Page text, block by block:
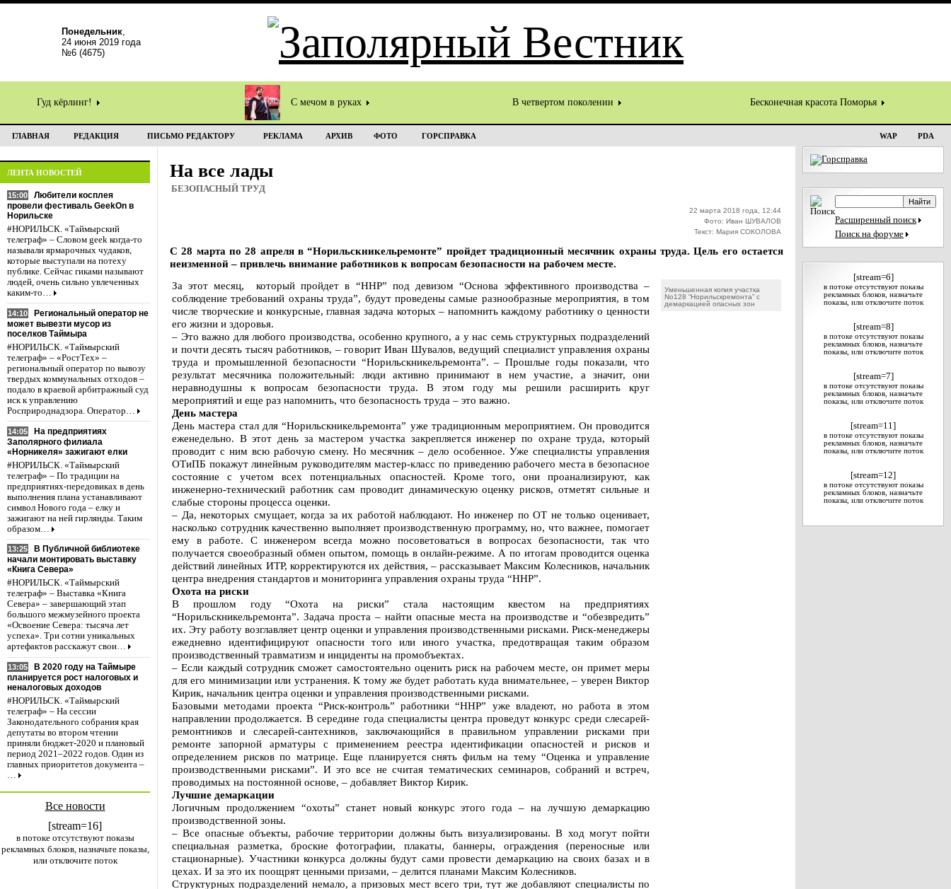
Понедельник,
24 июня 2019 года
№6 (4675)
Гуд кёрлинг! С мечом в руках В четвертом поколении Бесконечная красота Поморья
ГЛАВНАЯ РЕДАКЦИЯ ПИСЬМО РЕДАКТОРУ РЕКЛАМА АРХИВ ФОТО ГОРСПРАВКА WAP PDA
ЛЕНТА НОВОСТЕЙ
15:00
Любители косплея
провели фестиваль GeekOn в
Норильске
#НОРИЛЬСК. «Таймырский
телеграф» – Словом geek когда-то
называли ярмарочных чудаков,
которые выступали на потеху
публике. Сейчас гиками называют
людей, очень сильно увлеченных
каким-то…
14:10
Региональный оператор не
может вывезти мусор из
поселков Таймыра
#НОРИЛЬСК. «Таймырский
телеграф» – «РостТех» –
региональный оператор по вывозу
твердых коммунальных отходов –
подало в краевой арбитражный суд
иск к управлению
Росприроднадзора. Оператор…
14:05
На предприятиях
Заполярного филиала
«Норникеля» зажигают елки
#НОРИЛЬСК. «Таймырский
телеграф» – По традиции на
предприятиях-передовиках в день
выполнения плана устанавливают
символ Нового года – елку и
зажигают на ней гирлянды. Таким
образом…
13:25
В Публичной библиотеке
начали монтировать выставку
«Книга Севера»
#НОРИЛЬСК. «Таймырский
телеграф» – Выставка «Книга
Севера» – завершающий этап
большого межмузейного проекта
«Освоение Севера: тысяча лет
успеха». Три сотни уникальных
артефактов расскажут свои…
13:05
В 2020 году на Таймыре
планируется рост налоговых и
неналоговых доходов
#НОРИЛЬСК. «Таймырский
телеграф» – На сессии
Законодательного собрания края
депутаты во втором чтении
приняли бюджет-2020 и плановый
период 2021–2022 годов. Один из
главных приоритетов документа –
…
Все новости
[stream=16]
в потоке отсутствуют показы
рекламных блоков, назначьте показы,
или отключите поток
На все лады
БЕЗОПАСНЫЙ ТРУД
22 марта 2018 года, 12:44
Фото: Иван ШУВАЛОВ
Текст: Мария СОКОЛОВА
С 28 марта по 28 апреля в “Норильскникельремонте” пройдет традиционный месячник охраны труда. Цель его остается
неизменной – привлечь внимание работников к вопросам безопасности на рабочем месте.
За этот месяц, который пройдет в “ННР” под девизом “Основа эффективного производства –
соблюдение требований охраны труда”, будут проведены самые разнообразные мероприятия, в том
числе творческие и конкурсные, главная задача которых – напомнить каждому работнику о ценности
его жизни и здоровья.
– Это важно для любого производства, особенно крупного, а у нас семь структурных подразделений
и почти десять тысяч работников, – говорит Иван Шувалов, ведущий специалист управления охраны
труда и промышленной безопасности “Норильскникельремонта”. – Прошлые годы показали, что
результат месячника положительный: люди активно принимают в нем участие, а значит, они
неравнодушны к вопросам безопасности труда. В этом году мы решили расширить круг
мероприятий и еще раз напомнить, что безопасность труда – это важно.
День мастера
День мастера стал для “Норильскникельремонта” уже традиционным мероприятием. Он проводится
еженедельно. В этот день за мастером участка закрепляется инженер по охране труда, который
проводит с ним всю рабочую смену. Но месячник – дело особенное. Уже специалисты управления
ОТиПБ покажут линейным руководителям мастер-класс по приведению рабочего места в безопасное
состояние с учетом всех потенциальных опасностей. Кроме того, они проанализируют, как
инженерно-технический работник сам проводит динамическую оценку рисков, отметят сильные и
слабые стороны процесса оценки.
– Да, некоторых смущает, когда за их работой наблюдают. Но инженер по ОТ не только оценивает,
насколько сотрудник качественно выполняет производственную программу, но, что важнее, помогает
ему в работе. С инженером всегда можно посоветоваться в вопросах безопасности, так что
получается своеобразный обмен опытом, помощь в онлайн-режиме. А по итогам проводится оценка
действий линейных ИТР, корректируются их действия, – рассказывает Максим Колесников, начальник
центра внедрения стандартов и мониторинга управления охраны труда “ННР”.
Охота на риски
В прошлом году “Охота на риски” стала настоящим квестом на предприятиях
“Норильскникельремонта”. Задача проста – найти опасные места на производстве и “обезвредить”
их. Эту работу возглавляет центр оценки и управления производственными рисками. Риск-менеджеры
ежедневно идентифицируют опасности того или иного участка, предотвращая таким образом
производственный травматизм и инциденты на промобъектах.
– Если каждый сотрудник сможет самостоятельно оценить риск на рабочем месте, он примет меры
для его минимизации или устранения. К тому же будет работать куда внимательнее, – уверен Виктор
Кирик, начальник центра оценки и управления производственными рисками.
Базовыми методами проекта “Риск-контроль” работники “ННР” уже владеют, но работа в этом
направлении продолжается. В середине года специалисты центра проведут конкурс среди слесарей-
ремонтников и слесарей-сантехников, заключающийся в правильном управлении рисками при
ремонте запорной арматуры с применением реестра идентификации опасностей и рисков и
определением рисков по матрице. Еще планируется снять фильм на тему “Оценка и управление
производственными рисками”. И это все не считая тематических семинаров, собраний и встреч,
проводимых на постоянной основе, – добавляет Виктор Кирик.
Лучшие демаркации
Логичным продолжением “охоты” станет новый конкурс этого года – на лучшую демаркацию
производственной зоны.
– Все опасные объекты, рабочие территории должны быть визуализированы. В ход могут пойти
специальная разметка, броские фотографии, плакаты, баннеры, ограждения (переносные или
стационарные). Участники конкурса должны будут сами провести демаркацию на своих базах и в
цехах. И за это их поощрят ценными призами, – делится планами Максим Колесников.
Структурных подразделений немало, а призовых мест всего три, тут же добавляют специалисты по
Уменьшенная копия участка
No128 “Норильскремонта” с
демаркацией опасных зон
Расширенный поиск
Поиск на форуме
[stream=6]
в потоке отсутствуют показы
рекламных блоков, назначьте
показы, или отключите поток
[stream=8]
в потоке отсутствуют показы
рекламных блоков, назначьте
показы, или отключите поток
[stream=7]
в потоке отсутствуют показы
рекламных блоков, назначьте
показы, или отключите поток
[stream=11]
в потоке отсутствуют показы
рекламных блоков, назначьте
показы, или отключите поток
[stream=12]
в потоке отсутствуют показы
рекламных блоков, назначьте
показы, или отключите поток